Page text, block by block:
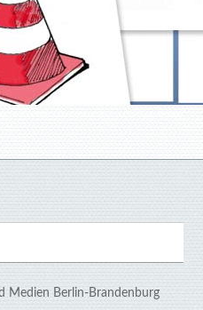
Medien Berlin-Brandenburg